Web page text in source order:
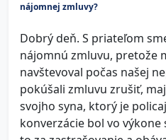
nájomnej zmluvy?
Dobrý deň. S priateľom
nájomnú zmluvu, pretože
navštevoval počas našej
pokúšali zmluvu zrušiť,
svojho syna, ktorý je
konverzácie bol vo výkone